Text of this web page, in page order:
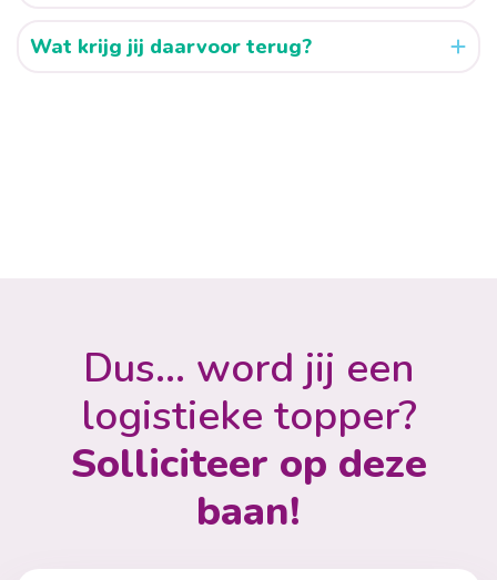
Wat krijg jij daarvoor terug?
Dus… word jij een
logistieke topper?
Solliciteer op deze
baan!